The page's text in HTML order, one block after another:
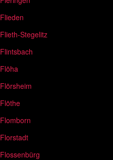
Flieden
Flieth-Stegelitz
Flintsbach
Flöha
Flörsheim
Flöthe
Flomborn
Florstadt
Flossenbürg